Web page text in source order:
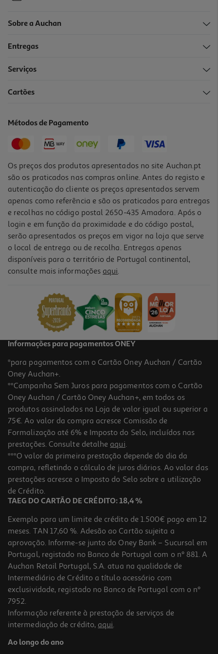
Sobre a Auchan
Entregas
Serviços
Cartões
Métodos de Pagamento
Os preços dos produtos apresentados no site Auchan.pt
são os praticados nas compras online. Antes do registo e
autenticação do cliente os preços apresentados servem
apenas como referência e são os praticados para entregas
e recolhas no código postal 2650-435 Amadora. Após o
login e em função da proximidade e do código postal,
serão apresentados os preços em vigor na loja que serve
o local de entrega ou de recolha. Entregas apenas
disponíveis para o território de Portugal continental,
consulte mais informações aqui.
Informações para pagamentos ONEY
*para pagamentos com o Cartão Oney Auchan / Cartão
Oney Auchan+.
**Campanha Sem Juros para pagamentos com o Cartão
Oney Auchan / Cartão Oney Auchan+, em todos os
produtos assinalados na Loja de valor igual ou superior a
75€. Ao valor da compra acresce Comissão de
Formalização até 6% e Imposto do Selo, incluídos nas
prestações. Consulte detalhe aqui.
***O valor da primeira prestação depende do dia da
compra, refletindo o cálculo de juros diários. Ao valor das
prestações acresce o Imposto do Selo sobre a utilização
de Crédito.
TAEG DO CARTÃO DE CRÉDITO: 18,4 %
Exemplo para um limite de crédito de 1.500€ pago em 12
meses. TAN 17,60 %. Adesão ao Cartão sujeita a
aprovação. Informe-se junto do Oney Bank – Sucursal em
Portugal, registado no Banco de Portugal com o nº 881. A
Auchan Retail Portugal, S.A. atua na qualidade de
Intermediário de Crédito a título acessório com
exclusividade, registado no Banco de Portugal com o nº
7952.
Informação referente à prestação de serviços de
intermediação de crédito, aqui.
Ao longo do ano